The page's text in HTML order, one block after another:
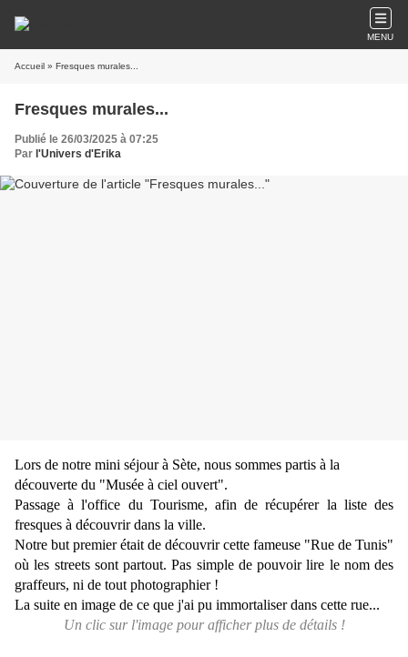
MENU
Accueil » Fresques murales...
Fresques murales...
Publié le 26/03/2025 à 07:25
Par l'Univers d'Erika
Lors de notre mini séjour à Sète, nous sommes partis à la
découverte du "Musée à ciel ouvert".
Passage à l'office du Tourisme, afin de récupérer la liste des
fresques à découvrir dans la ville.
Notre but premier était de découvrir cette fameuse "Rue de Tunis"
où les streets sont partout. Pas simple de pouvoir lire le nom des
graffeurs, ni de tout photographier !
La suite en image de ce que j'ai pu immortaliser dans cette rue...
Un clic sur l'image pour afficher plus de détails !